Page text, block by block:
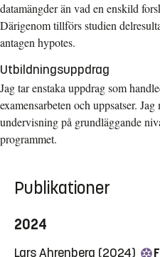
datamängder än vad en enskild
Därigenom tillförs studien
antagen hypotes.
Utbildningsuppdrag
Jag tar enstaka uppdrag som
examensarbeten och uppsatser.
undervisning på grundläggande
programmet.
Publikationer
2024
Lars Ahrenberg (2024)